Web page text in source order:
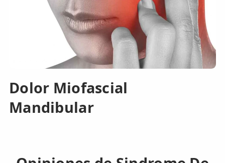
Dolor Miofascial
Mandibular